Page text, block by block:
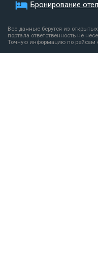
Бронирование
Все данные берутся из
портала ответственность не
Точную информацию по рейсам